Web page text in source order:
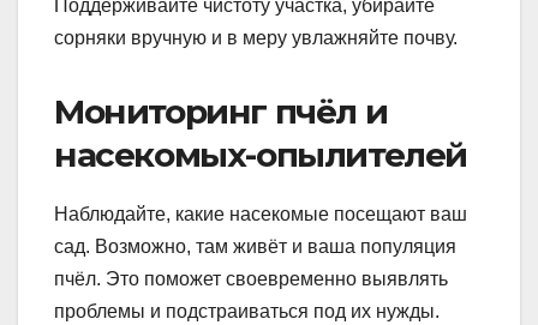
Поддерживайте чистоту участка, убирайте
сорняки вручную и в меру увлажняйте почву.
Мониторинг пчёл и
насекомых-опылителей
Наблюдайте, какие насекомые посещают ваш
сад. Возможно, там живёт и ваша популяция
пчёл. Это поможет своевременно выявлять
проблемы и подстраиваться под их нужды.